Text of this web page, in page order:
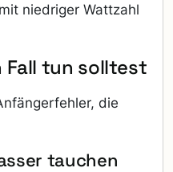
niedriger Wattzahl
Fall tun solltest
die
tauchen